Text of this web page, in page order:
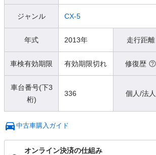
ジャンル CX-5
年式 2013年 走行距離
車検有効期限 有効期限切れ 修復歴
車台番号(下3
桁)
336 個人/法人
中古車購入ガイド
オンライン決済の仕組み